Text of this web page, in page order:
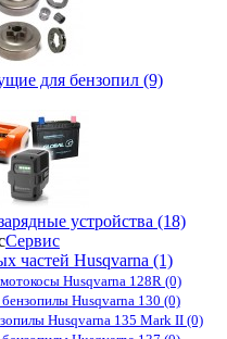
для бензопил (9)
устройства (18)
Сервис
частей Husqvarna (1)
Husqvarna 128R (0)
бензопилы Husqvarna 130 (0)
Husqvarna 135 Mark II (0)